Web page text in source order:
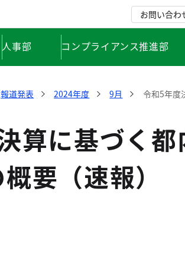
お問い合わ
人事部 コンプライアンス推進部
報道発表 2024年度 9月 令和5年度
算に基づく
要（速報）